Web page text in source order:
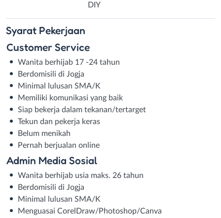
DIY
Syarat Pekerjaan
Customer Service
Wanita berhijab 17 -24 tahun
Berdomisili di Jogja
Minimal lulusan SMA/K
Memiliki komunikasi yang baik
Siap bekerja dalam tekanan/tertarget
Tekun dan pekerja keras
Belum menikah
Pernah berjualan online
Admin Media Sosial
Wanita berhijab usia maks. 26 tahun
Berdomisili di Jogja
Minimal lulusan SMA/K
Menguasai CorelDraw/Photoshop/Canva